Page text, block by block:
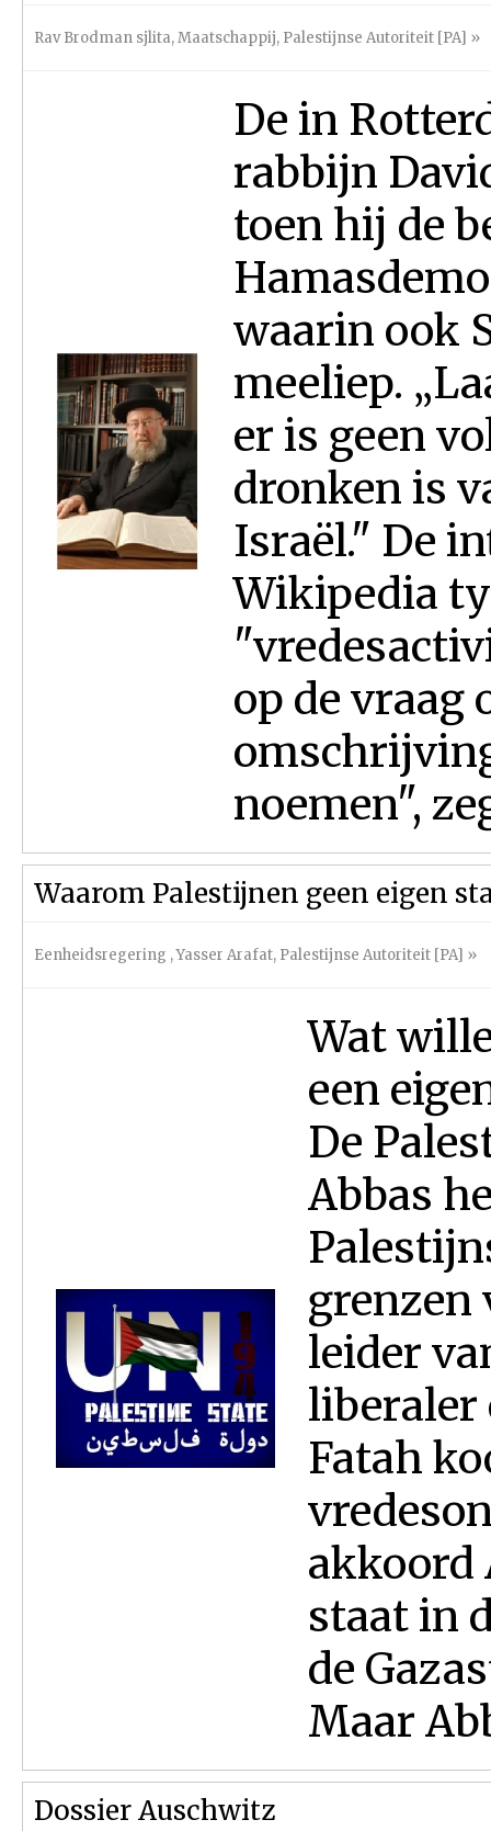
Rav Brodman sjlita,Maatschappij, Palestijnse Autoriteit [PA] »
De in
rabbijn
toen hij de
waarin ook
meeliep.
er is geen
dronken is
Israël." De
Wikipedia
op de vraag
noemen",
Waarom Palestijnen geen eigen
Eenheidsregering ,Yasser Arafat, Palestijnse Autoriteit [PA] »
Wat
een
De
Abbas
grenzen
leider
liberaler
Fatah
akkoord
staat in
de
Maar
Dossier Auschwitz